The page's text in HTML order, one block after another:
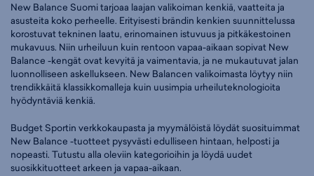
New Balance Suomi tarjoaa laajan valikoiman kenkiä, vaatteita ja
asusteita koko perheelle. Erityisesti brändin kenkien suunnittelussa
korostuvat tekninen laatu, erinomainen istuvuus ja pitkäkestoinen
mukavuus. Niin urheiluun kuin rentoon vapaa-aikaan sopivat New
Balance -kengät ovat kevyitä ja vaimentavia, ja ne mukautuvat jalan
luonnolliseen askellukseen. New Balancen valikoimasta löytyy niin
trendikkäitä klassikkomalleja kuin uusimpia urheiluteknologioita
hyödyntäviä kenkiä.
Budget Sportin verkkokaupasta ja myymälöistä löydät suosituimmat
New Balance -tuotteet pysyvästi edulliseen hintaan, helposti ja
nopeasti. Tutustu alla oleviin kategorioihin ja löydä uudet
suosikkituotteet arkeen ja vapaa-aikaan.